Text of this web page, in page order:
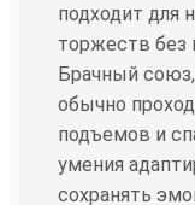
подходит для
торжеств без
Брачный
обычно
подъемов и
умения
сохранять